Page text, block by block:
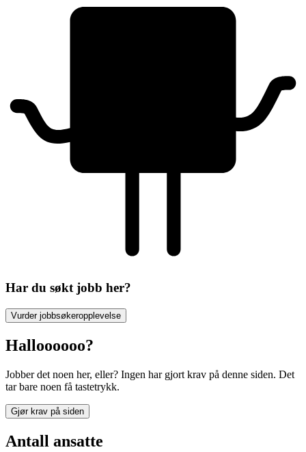
Har du søkt jobb her?
Vurder jobbsøkeropplevelse
Halloooooo?
Jobber det noen her, eller? Ingen har gjort krav på denne siden. Det
tar bare noen få tastetrykk.
Gjør krav på siden
Antall ansatte